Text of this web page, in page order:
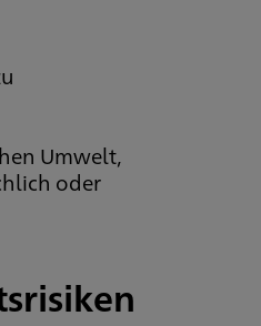
Umwelt,
oder